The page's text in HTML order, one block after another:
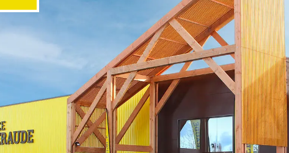
Tondeuse autoportée
HUSQVARNA R 216T
AWD 586cm³
Tondeuse
HONDA HF 2417 HME